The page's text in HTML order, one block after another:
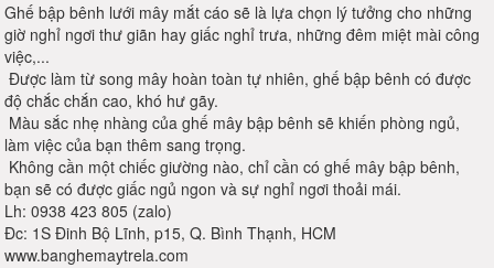
Ghế bập bênh lưới mây mắt cáo sẽ là lựa chọn lý tưởng cho những
giờ nghỉ ngơi thư giãn hay giấc nghỉ trưa, những đêm miệt mài công
việc,...
Được làm từ song mây hoàn toàn tự nhiên, ghế bập bênh có được
độ chắc chắn cao, khó hư gãy.
Màu sắc nhẹ nhàng của ghế mây bập bênh sẽ khiến phòng ngủ,
làm việc của bạn thêm sang trọng.
Không cần một chiếc giường nào, chỉ cần có ghế mây bập bênh,
bạn sẽ có được giấc ngủ ngon và sự nghỉ ngơi thoải mái.
Lh: 0938 423 805 (zalo)
Đc: 1S Đinh Bộ Lĩnh, p15, Q. Bình Thạnh, HCM
www.banghemaytrela.com